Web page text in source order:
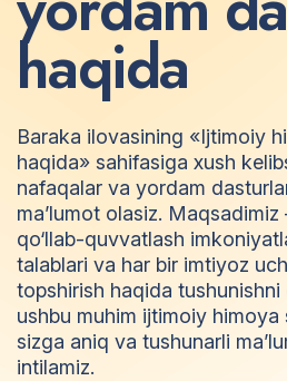
haqida
Baraka ilovasining «Ijtimoiy
haqida» sahifasiga xush
nafaqalar va yordam
ma’lumot olasiz.
qo‘llab-quvvatlash
talablari va har bir imtiyoz
topshirish haqida tushunishni
ushbu muhim ijtimoiy
sizga aniq va tushunarli
intilamiz.